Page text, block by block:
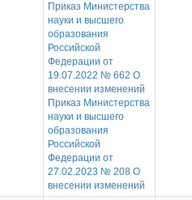
Приказ Министерства
науки и высшего
образования
Российской
Федерации от
19.07.2022 № 662 О
внесении изменений
Приказ Министерства
науки и высшего
образования
Российской
Федерации от
27.02.2023 № 208 О
внесении изменений